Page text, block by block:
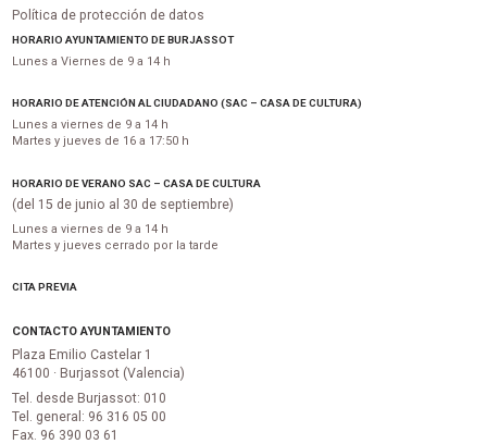
Política de protección de datos
HORARIO AYUNTAMIENTO DE BURJASSOT
Lunes a Viernes de 9 a 14 h
HORARIO DE ATENCIÓN AL CIUDADANO (SAC – CASA DE CULTURA)
Lunes a viernes de 9 a 14 h
Martes y jueves de 16 a 17:50 h
HORARIO DE VERANO SAC – CASA DE CULTURA
(del 15 de junio al 30 de septiembre)
Lunes a viernes de 9 a 14 h
Martes y jueves cerrado por la tarde
CITA PREVIA
CONTACTO AYUNTAMIENTO
Plaza Emilio Castelar 1
46100 · Burjassot (Valencia)
Tel. desde Burjassot: 010
Tel. general: 96 316 05 00
Fax. 96 390 03 61